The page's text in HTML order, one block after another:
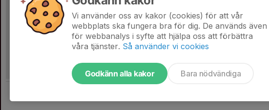
Vi använder oss av kakor (cookies) för att vår
webbplats ska fungera bra för dig. De används även
för webbanalys i syfte att hjälpa oss att förbättra
våra tjänster. Så använder vi cookies
Godkänn alla kakor Bara nödvändiga